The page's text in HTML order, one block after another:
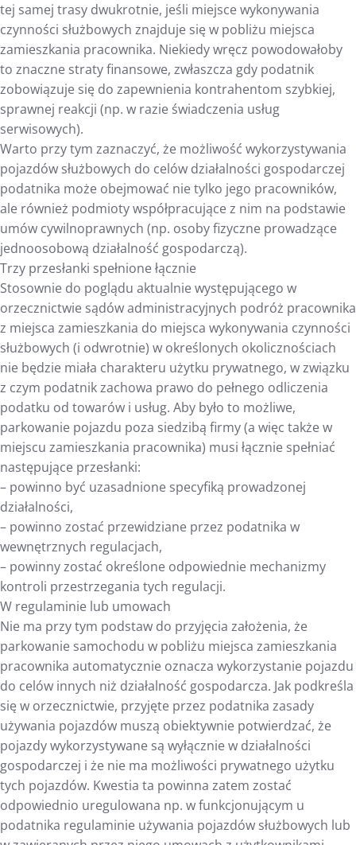
tej samej trasy dwukrotnie, jeśli miejsce wykonywania
czynności służbowych znajduje się w pobliżu miejsca
zamieszkania pracownika. Niekiedy wręcz powodowałoby
to znaczne straty finansowe, zwłaszcza gdy podatnik
zobowiązuje się do zapewnienia kontrahentom szybkiej,
sprawnej reakcji (np. w razie świadczenia usług
serwisowych).
Warto przy tym zaznaczyć, że możliwość wykorzystywania
pojazdów służbowych do celów działalności gospodarczej
podatnika może obejmować nie tylko jego pracowników,
ale również podmioty współpracujące z nim na podstawie
umów cywilnoprawnych (np. osoby fizyczne prowadzące
jednoosobową działalność gospodarczą).
Trzy przesłanki spełnione łącznie
Stosownie do poglądu aktualnie występującego w
orzecznictwie sądów administracyjnych podróż pracownika
z miejsca zamieszkania do miejsca wykonywania czynności
służbowych (i odwrotnie) w określonych okolicznościach
nie będzie miała charakteru użytku prywatnego, w związku
z czym podatnik zachowa prawo do pełnego odliczenia
podatku od towarów i usług. Aby było to możliwe,
parkowanie pojazdu poza siedzibą firmy (a więc także w
miejscu zamieszkania pracownika) musi łącznie spełniać
następujące przesłanki:
– powinno być uzasadnione specyfiką prowadzonej
działalności,
– powinno zostać przewidziane przez podatnika w
wewnętrznych regulacjach,
– powinny zostać określone odpowiednie mechanizmy
kontroli przestrzegania tych regulacji.
W regulaminie lub umowach
Nie ma przy tym podstaw do przyjęcia założenia, że
parkowanie samochodu w pobliżu miejsca zamieszkania
pracownika automatycznie oznacza wykorzystanie pojazdu
do celów innych niż działalność gospodarcza. Jak podkreśla
się w orzecznictwie, przyjęte przez podatnika zasady
używania pojazdów muszą obiektywnie potwierdzać, że
pojazdy wykorzystywane są wyłącznie w działalności
gospodarczej i że nie ma możliwości prywatnego użytku
tych pojazdów. Kwestia ta powinna zatem zostać
odpowiednio uregulowana np. w funkcjonującym u
podatnika regulaminie używania pojazdów służbowych lub